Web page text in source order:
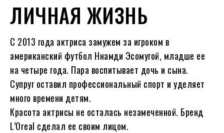
ЛИЧНАЯ ЖИЗНЬ
С 2013 года актриса замужем за игроком в
американский футбол Ннамди Эсомугой, младше ее
на четыре года. Пара воспитывает дочь и сына.
Супруг оставил профессиональный спорт и уделяет
много времени детям.
Красота актрисы не осталась незамеченной. Бренд
L’Oreal сделал ее своим лицом.